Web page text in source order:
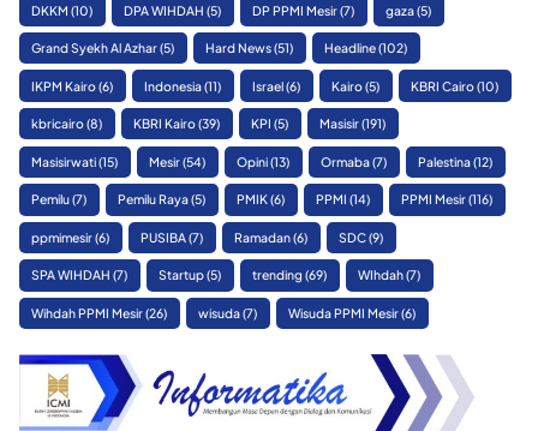
DKKM (10) DPA WIHDAH (5) DP PPMI Mesir(7) gaza(5)
Grand Syekh Al Azhar(5) Hard News(51) Headline(102)
IKPM Kairo(6) Indonesia(11) Israel(6) Kairo(5) KBRI Cairo(10)
kbricairo(8) KBRI Kairo(39) KPI (5) Masisir(191)
Masisirwati(15) Mesir(54) Opini(13) Ormaba(7) Palestina(12)
Pemilu(7) Pemilu Raya(5) PMIK(6) PPMI (14) PPMI Mesir(116)
ppmimesir(6) PUSIBA(7) Ramadan(6) SDC(9)
SPA WIHDAH (7) Startup(5) trending (69) WIhdah(7)
Wihdah PPMI Mesir(26) wisuda(7) Wisuda PPMI Mesir(6)